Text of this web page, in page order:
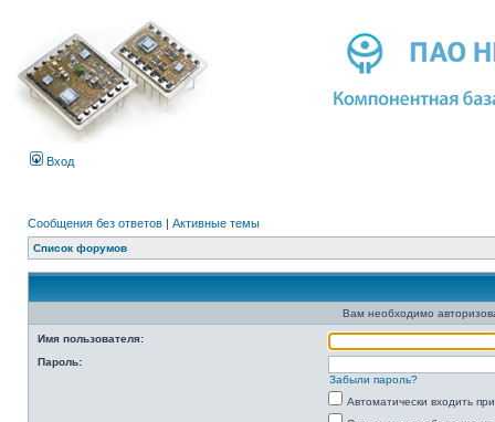
Вход
Сообщения без ответов | Активные темы
Список форумов
Вам необходимо
Имя пользователя:
Пароль:
Забыли пароль?
Автоматически входить